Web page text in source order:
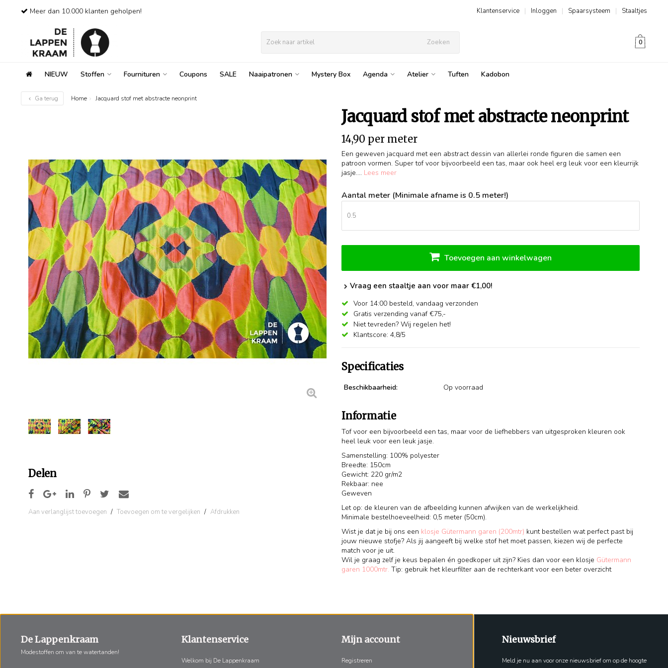
Meer dan 10.000 klanten geholpen! Staaltjes
|
Spaarsysteem
|
Inloggen
|
Klantenservice
Zoeken 0
NIEUW Stoffen Fournituren Coupons SALE Naaipatronen Mystery Box Agenda Atelier Tuften Kadobon
Ga terug Home Jacquard stof met abstracte neonprint
Delen
Aan verlanglijst toevoegen / Toevoegen om te vergelijken / Afdrukken
Jacquard stof met abstracte neonprint
14,90 per meter
Een geweven jacquard met een abstract dessin van allerlei ronde figuren die samen een
patroon vormen. Super tof voor bijvoorbeeld een tas, maar ook heel erg leuk voor een kleurrijk
jasje.... Lees meer
Aantal meter (Minimale afname is 0.5 meter!)
Toevoegen aan winkelwagen
Vraag een staaltje aan voor maar €1,00!
Voor 14:00 besteld, vandaag verzonden
Gratis verzending vanaf €75,-
Niet tevreden? Wij regelen het!
Klantscore: 4,8/5
Specificaties
Beschikbaarheid: Op voorraad
Informatie
Tof voor een bijvoorbeeld een tas, maar voor de liefhebbers van uitgesproken kleuren ook
heel leuk voor een leuk jasje.
Samenstelling: 100% polyester
Breedte: 150cm
Gewicht: 220 gr/m2
Rekbaar: nee
Geweven
Let op: de kleuren van de afbeelding kunnen afwijken van de werkelijkheid.
Minimale bestelhoeveelheid: 0,5 meter (50cm).
Wist je dat je bij ons een klosje Gütermann garen (200mtr) kunt bestellen wat perfect past bij
jouw nieuwe stofje? Als jij aangeeft bij welke stof het moet passen, kiezen wij de perfecte
match voor je uit.
Wil je graag zelf je keus bepalen én goedkoper uit zijn? Kies dan voor een klosje Gütermann
garen 1000mtr. Tip: gebruik het kleurfilter aan de rechterkant voor een beter overzicht
De Lappenkraam
Modestoffen om van te watertanden!
Klantenservice
Welkom bij De Lappenkraam
Mijn account
Registreren
Nieuwsbrief
Meld je nu aan voor onze nieuwsbrief om op de hoogte